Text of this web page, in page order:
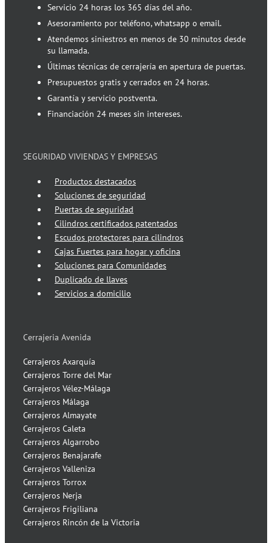
Servicio 24 horas los 365 días del año.
Asesoramiento por teléfono, whatsapp o email.
Atendemos siniestros en menos de 30 minutos desde
su llamada.
Últimas técnicas de cerrajería en apertura de puertas.
Presupuestos gratis y cerrados en 24 horas.
Garantía y servicio postventa.
Financiación 24 meses sin intereses.
SEGURIDAD VIVIENDAS Y EMPRESAS
Productos destacados
Soluciones de seguridad
Puertas de seguridad
Cilindros certificados patentados
Escudos protectores para cilindros
Cajas Fuertes para hogar y oficina
Soluciones para Comunidades
Duplicado de llaves
Servicios a domicilio
Cerrajeria Avenida
Cerrajeros Axarquía
Cerrajeros Torre del Mar
Cerrajeros Vélez-Málaga
Cerrajeros Málaga
Cerrajeros Almayate
Cerrajeros Caleta
Cerrajeros Algarrobo
Cerrajeros Benajarafe
Cerrajeros Valleniza
Cerrajeros Torrox
Cerrajeros Nerja
Cerrajeros Frigiliana
Cerrajeros Rincón de la Victoria